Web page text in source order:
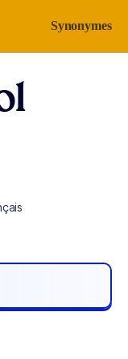
Synonymes